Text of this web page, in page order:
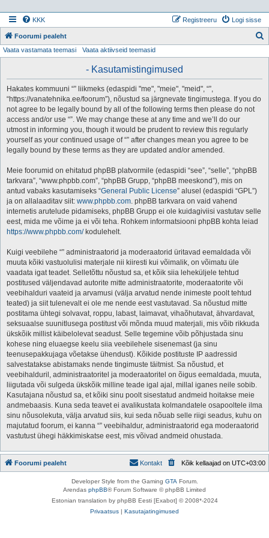
KKK Logi sisse
Registreeru
Foorumi pealeht
Vaata vastamata teemasi Vaata aktiivseid teemasid
- Kasutamistingimused
Hakates kommuuni “” liikmeks (edaspidi "me", "meie", "meid", “”,
“https://vanatehnika.ee/foorum”), nõustud sa järgnevate tingimustega. If you do
not agree to be legally bound by all of the following terms then please do not
access and/or use “”. We may change these at any time and we’ll do our
utmost in informing you, though it would be prudent to review this regularly
yourself as your continued usage of “” after changes mean you agree to be
legally bound by these terms as they are updated and/or amended.
Meie foorumid on ehitatud phpBB platvormile (edaspidi “see”, “selle”, “phpBB
tarkvara”, “www.phpbb.com”, “phpBB Grupp, “phpBB meeskond”), mis on
antud vabaks kasutamiseks “General Public License” alusel (edaspidi “GPL”)
ja on allalaaditav siit: www.phpbb.com. phpBB tarkvara on vaid vahend
internetis arutelude pidamiseks, phpBB Grupp ei ole kuidagiviisi vastutav selle
eest, mida me võime ja ei või teha. Rohkem informatsiooni phpBB kohta leiad
https://www.phpbb.com/kodulehelt.
Kuigi veebilehe “” administraatorid ja moderaatorid üritavad eemaldada või
muuta kõiki vastuolulisi materjale nii kiiresti kui võimalik, on võimatu üle
vaadata igat teadet. Selletõttu nõustud sa, et kõik siia leheküljele tehtud
postitused väljendavad autorite mitte administraatorite, moderaatorite või
veebihalduri vaateid ja arvamusi (välja arvatud nende inimeste poolt tehtud
teated) ja siit tulenevalt ei ole me nende eest vastutavad. Sa nõustud mitte
postitama ühtegi solvavat, roppu, labast, laimavat, vihaõhutavat, ähvardavat,
seksuaalse suunitlusega postitust või mõnda muud materjali, mis võib rikkuda
ükskõik millist käibelolevat seadust. Selle tegemine võib põhjustada sinu
kohese ning eluaegse keelu siia veebilehele sisenemast (ja sinu
teenusepakkujaga võetakse ühendust). Kõikide postituste IP aadressid
salvestatakse abistamaks nende tingimuste täitmist. Sa nõustud, et
veebihalduril, administraatoritel ja moderaatoritel on õigus eemaldada, muuta,
liigutada või sulgeda ükskõik milline teade igal ajal, millal iganes neile sobib.
Kasutajana nõustud sa, et kõiki sinu poolt sisestatud andmeid hoitakse meie
andmebaasis. Kuna seda teavet ei avalikustata kolmandatele osapooltele ilma
sinu nõusolekuta, välja arvatud siis, kui seda nõuab selle riigi seadus, kuhu on
majutatud foorum, ei kanna “” veebihaldur, administraatorid ega moderaatorid
vastutust ühegi häkkimiskatse eest, mis võivad andmeid ohustada.
Foorumi pealeht Kõik kellaajad on UTC+03:00
Kontakt
Developer Style from the Gaming GTA Forum.
Arendas phpBB® Forum Software © phpBB Limited
Estonian translation by phpBB Eesti [Exabot] © 2008*-2024
Privaatsus | Kasutajatingimused